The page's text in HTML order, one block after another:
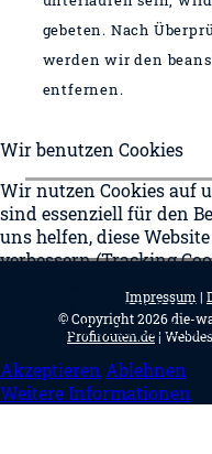
gebeten. Nach
werden wir den
entfernen.
Impressum |
© Copyright 2026 die-
Profirouten.de|
Wir benutzen Cookies
Wir nutzen Cookies auf
sind essenziell für den
uns helfen, diese
verbessern (Tracking
beachten Sie, dass bei
mehr alle
Akzeptieren Ablehnen
Weitere Informationen